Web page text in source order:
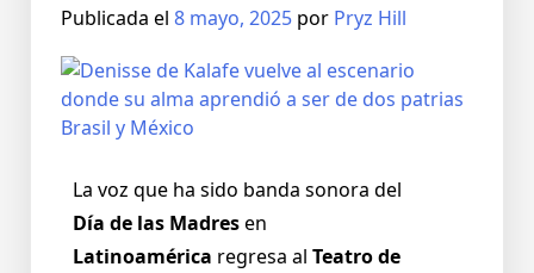
Publicada el 8 mayo, 2025 por Pryz Hill
La voz que ha sido banda sonora del
Día de las Madresen
Latinoamérica regresa al Teatro de